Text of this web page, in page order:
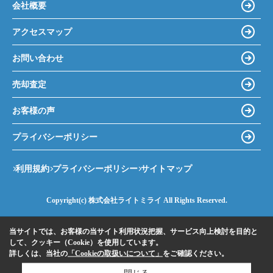
会社概要
アクセスマップ
お問い合わせ
売却査定
お客様の声
プライバシーポリシー
利用規約 プライバシーポリシー サイトマップ
Copyright(c) 株式会社ライトミライ All Rights Reserved.
当サイトでは、お客様の当サイト利用状況把握、サービス向上検討を目的と
して、クッキー（Cookie）を使用しています。
詳しくは、当社の 「Cookieの取扱いについて」 をご確認ください。